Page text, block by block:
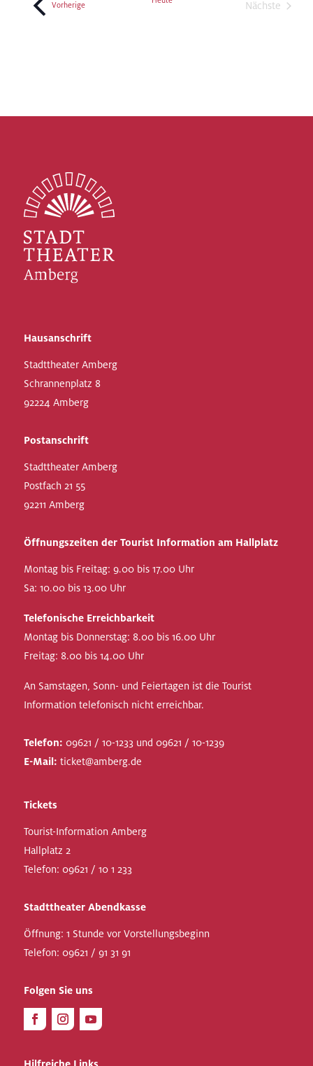
VorherigeVeranstaltungen
Nächste
Hausanschrift
Stadttheater Amberg
Schrannenplatz 8
92224 Amberg
Postanschrift
Stadttheater Amberg
Postfach 21 55
92211 Amberg
Öffnungszeiten der Tourist Information am Hallplatz
Montag bis Freitag: 9.00 bis 17.00 Uhr
Sa: 10.00 bis 13.00 Uhr
Telefonische Erreichbarkeit
Montag bis Donnerstag: 8.00 bis 16.00 Uhr
Freitag: 8.00 bis 14.00 Uhr
An Samstagen, Sonn- und Feiertagen ist die Tourist
Information telefonisch nicht erreichbar.
Telefon: 09621 / 10-1233 und 09621 / 10-1239
E-Mail: ticket@amberg.de
Tickets
Tourist-Information Amberg
Hallplatz 2
Telefon: 09621 / 10 1 233
Stadttheater Abendkasse
Öffnung: 1 Stunde vor Vorstellungsbeginn
Telefon: 09621 / 91 31 91
Folgen Sie uns